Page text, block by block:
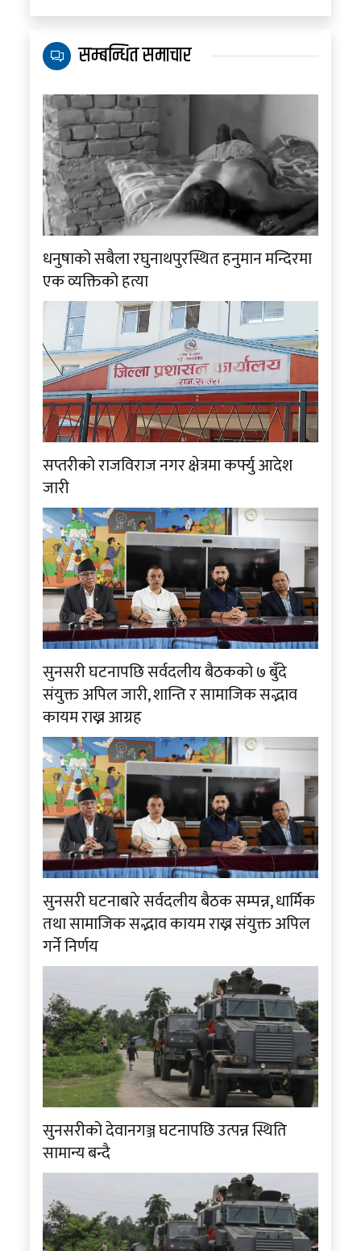
सम्बन्धित समाचार
धनुषाको सबैला रघुनाथपुरस्थित हनुमान मन्दिरमा
एक व्यक्तिको हत्या
सप्तरीको राजविराज नगर क्षेत्रमा कर्फ्यु आदेश
जारी
सुनसरी घटनापछि सर्वदलीय बैठकको ७ बुँदे
संयुक्त अपिल जारी, शान्ति र सामाजिक सद्भाव
कायम राख्न आग्रह
सुनसरी घटनाबारे सर्वदलीय बैठक सम्पन्न, धार्मिक
तथा सामाजिक सद्भाव कायम राख्न संयुक्त अपिल
गर्ने निर्णय
सुनसरीको देवानगञ्ज घटनापछि उत्पन्न स्थिति
सामान्य बन्दै